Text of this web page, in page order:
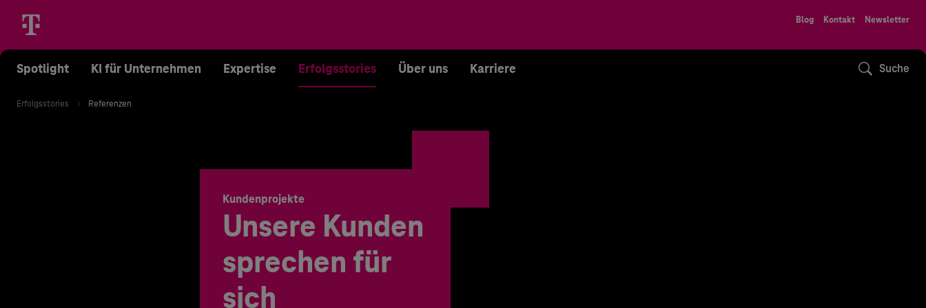
Blog Kontakt Newsletter
Spotlight KI für Unternehmen Expertise Erfolgsstories Über uns Karriere Suche
Erfolgsstories Referenzen
Kundenprojekte
Unsere Kunden
sprechen für
sich